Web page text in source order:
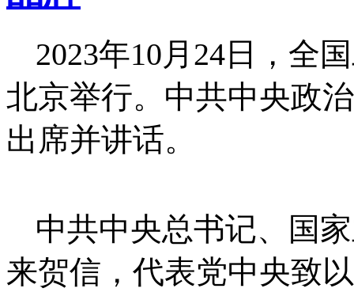
2023年10月24日，全
北京举行。中共中央政
出席并讲话。
中共中央总书记、国
来贺信，代表党中央致